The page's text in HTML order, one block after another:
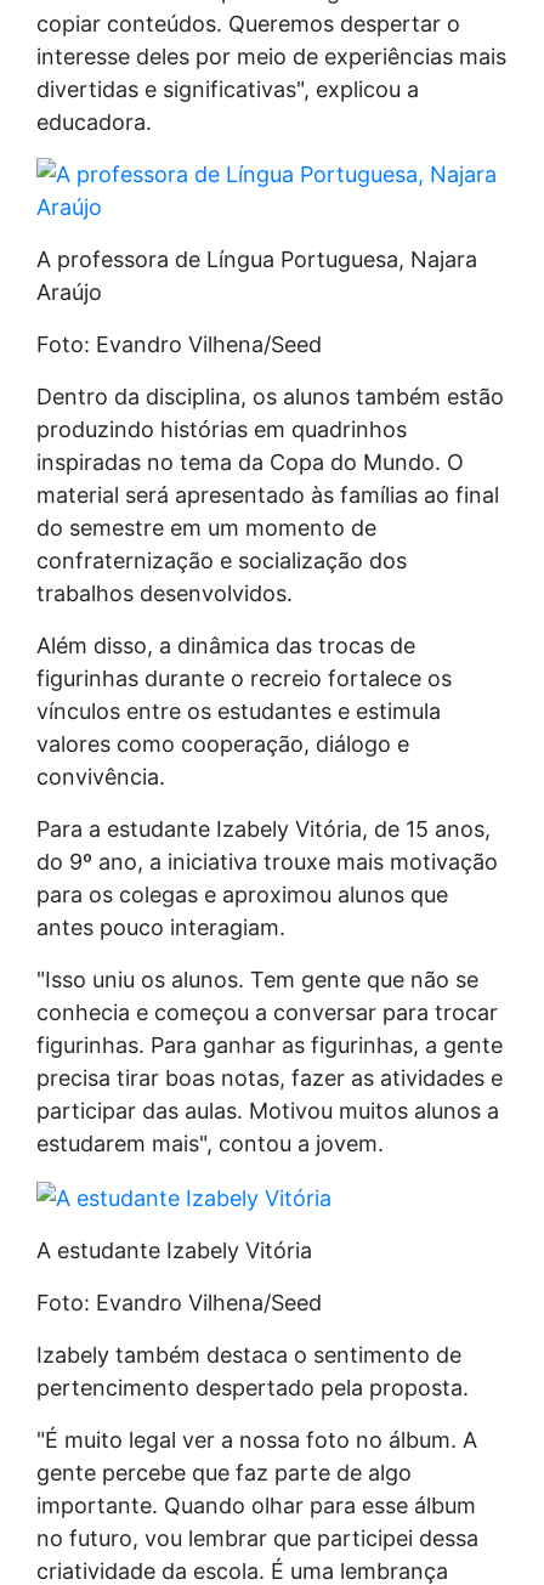
copiar conteúdos. Queremos despertar o
interesse deles por meio de experiências mais
divertidas e significativas", explicou a
educadora.
A professora de Língua Portuguesa, Najara
Araújo
Foto: Evandro Vilhena/Seed
Dentro da disciplina, os alunos também estão
produzindo histórias em quadrinhos
inspiradas no tema da Copa do Mundo. O
material será apresentado às famílias ao final
do semestre em um momento de
confraternização e socialização dos
trabalhos desenvolvidos.
Além disso, a dinâmica das trocas de
figurinhas durante o recreio fortalece os
vínculos entre os estudantes e estimula
valores como cooperação, diálogo e
convivência.
Para a estudante Izabely Vitória, de 15 anos,
do 9º ano, a iniciativa trouxe mais motivação
para os colegas e aproximou alunos que
antes pouco interagiam.
"Isso uniu os alunos. Tem gente que não se
conhecia e começou a conversar para trocar
figurinhas. Para ganhar as figurinhas, a gente
precisa tirar boas notas, fazer as atividades e
participar das aulas. Motivou muitos alunos a
estudarem mais", contou a jovem.
A estudante Izabely Vitória
Foto: Evandro Vilhena/Seed
Izabely também destaca o sentimento de
pertencimento despertado pela proposta.
"É muito legal ver a nossa foto no álbum. A
gente percebe que faz parte de algo
importante. Quando olhar para esse álbum
no futuro, vou lembrar que participei dessa
criatividade da escola. É uma lembrança